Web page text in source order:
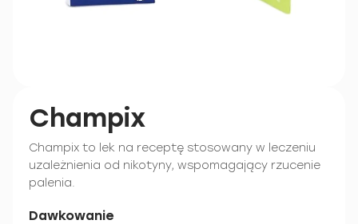
Champix
Champix to lek na receptę stosowany w leczeniu
uzależnienia od nikotyny, wspomagający rzucenie
palenia.
Dawkowanie